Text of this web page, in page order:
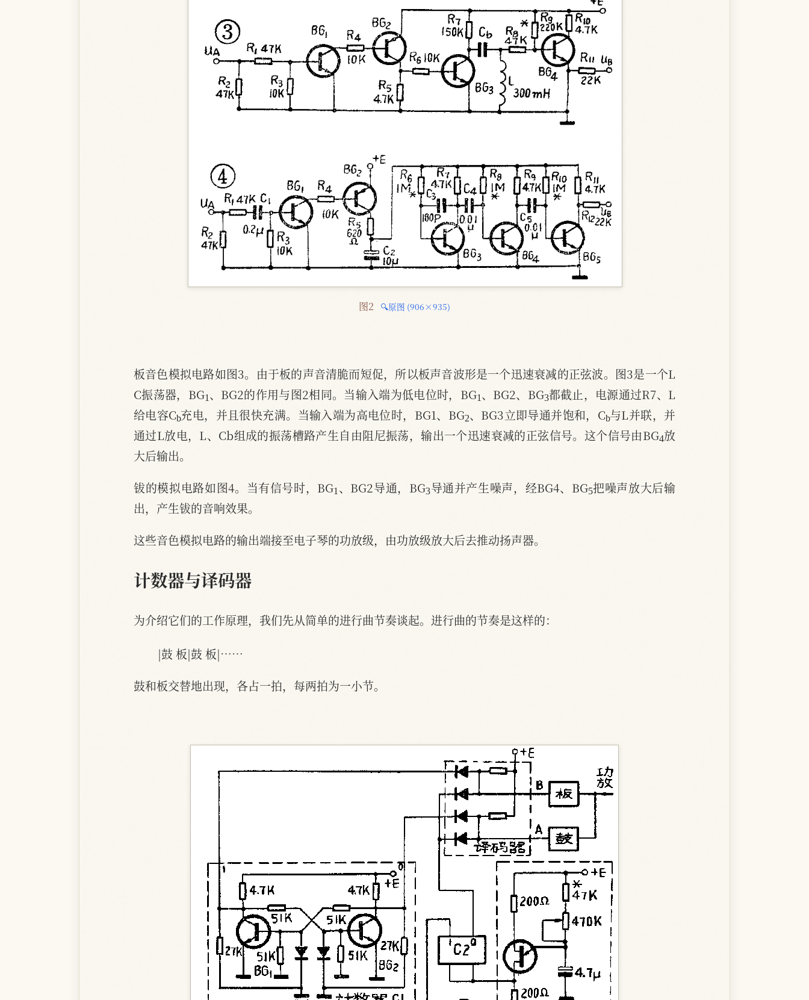
图2 🔍原图 (906×935)
板音色模拟电路如图3。由于板的声音清脆而短促，所以板声音波形是一个迅速衰减的正弦波。图3是一个L
C振荡器，BG
1
、BG2的作用与图2相同。当输入端为低电位时，BG
1
、BG2、BG
3
都截止，电源通过R7、L
给电容C
b
充电，并且很快充满。当输入端为高电位时，BG1、BG
2
、BG3立即导通并饱和，C
b
与L并联，并
通过L放电，L、Cb组成的振荡槽路产生自由阻尼振荡，输出一个迅速衰减的正弦信号。这个信号由BG
4
放
大后输出。
钹的模拟电路如图4。当有信号时，BG 、BG2导通，BG 导通并产生噪声，经BG4、BG
5
把噪声放大后输
出，产生钹的音响效果。
这些音色模拟电路的输出端接至电子琴的功放级，由功放级放大后去推动扬声器。
计数器与译码器
为介绍它们的工作原理，我们先从简单的进行曲节奏谈起。进行曲的节奏是这样的：
|鼓 板|鼓 板|……
鼓和板交替地出现，各占一拍，每两拍为一小节。